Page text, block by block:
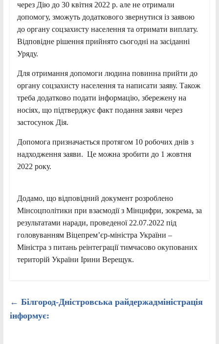
через Дію до 30 квітня 2022 р. але не отримали
допомогу, зможуть додаткового звернутися із заявою
до органу соцзахисту населення та отримати виплату.
Відповідне рішення прийнято сьогодні на засіданні
Уряду.
Для отримання допомоги людина повинна прийти до
органу соцзахисту населення та написати заяву. Також
треба додатково подати інформацію, збережену на
носіях, що підтверджує факт подання заяви через
застосунок Дія.
Допомога призначається протягом 10 робочих днів з
надходження заяви. Це можна зробити до 1 жовтня
2022 року.
Додамо, що відповідний документ розроблено
Мінсоцполітики при взаємодії з Мінцифри, зокрема, за
результатами наради, проведеної 22.07.2022 під
головуванням Віцепрем’єр-міністра України –
Міністра з питань реінтеграції тимчасово окупованих
територій України Ірини Верещук.
← Білгород-Дністровська райдержадміністрація
інформує: